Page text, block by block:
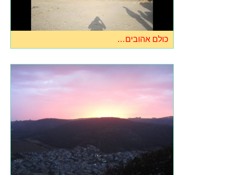
כולם אהובים…